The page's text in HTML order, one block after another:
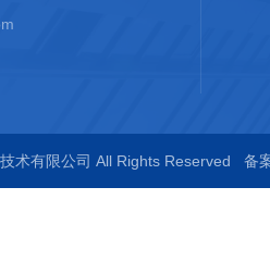
术有限公司 All Rights Reserved 备